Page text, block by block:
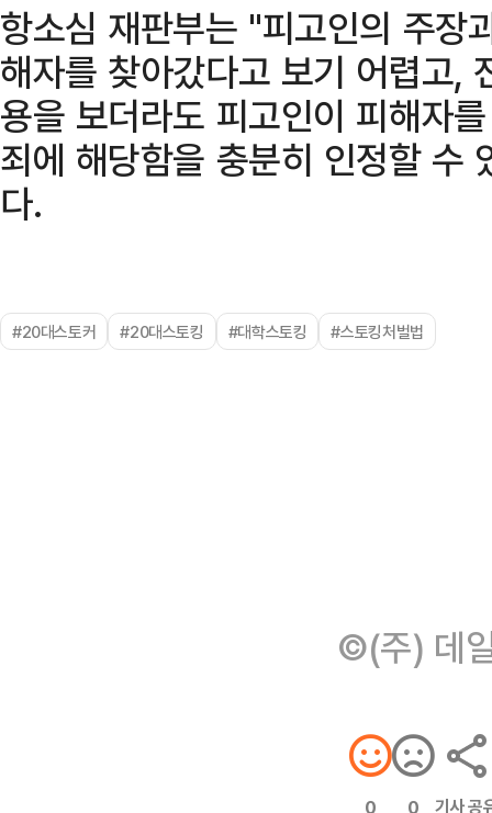
항소심 재판부는 "피고인의 주장
해자를 찾아갔다고 보기 어렵고,
용을 보더라도 피고인이 피해자
죄에 해당함을 충분히 인정할 수
다.
#20대스토커 #20대스토킹 #대학스토킹 #스토킹처벌법
©(주) 데
0 0 기사 공